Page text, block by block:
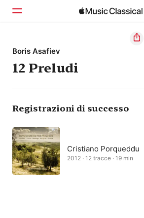
Home
Scopri
Cerca
Boris Asafiev
12 Preludi
Registrazioni di successo
Cristiano Porqueddu
2012 · 12 tracce · 19 min